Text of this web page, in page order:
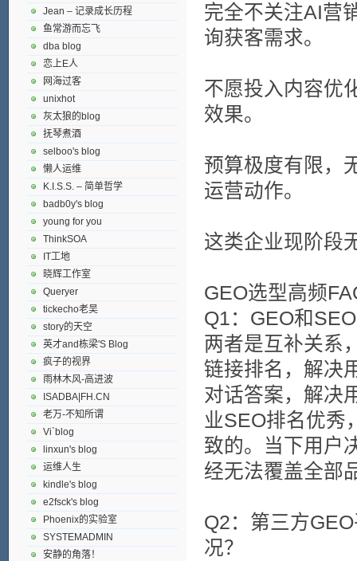
完全不关注AI营
询获客需求。
不愿投入内容优
效果。
预算极度有限，
运营动作。
这类企业现阶段
GEO选型高频
Q1：GEO和
两者是互补关系
链接排名，解决
对话答案，解决
业SEO排名优秀
致的。当下用户
经无法覆盖全部
Q2：第三方
况？
Jean – 记录成长历程
鱼常游而忘飞
dba blog
恋上E人
网海过客
unixhot
灰太狼的blog
抚琴煮酒
selboo's blog
懒人运维
K.I.S.S. – 简单哲学
badb0y's blog
young for you
ThinkSOA
IT工地
晓辉工作室
Queryer
tickecho老吴
story的天空
英才and栋梁'S Blog
疯子的视界
雨林木风-高进波
ISADBA|FH.CN
老万-不知所谓
Vi`blog
linxun's blog
运维人生
kindle's blog
e2fsck's blog
Phoenix的实验室
SYSTEMADMIN
安静的角落！